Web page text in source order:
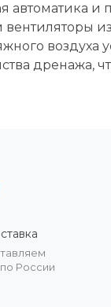
автоматика
дренажа,
России